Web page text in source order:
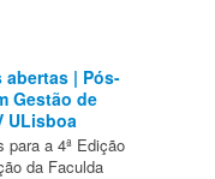
| Pós-
Gestão de
ULisboa
para a 4ª Edição
da Faculda